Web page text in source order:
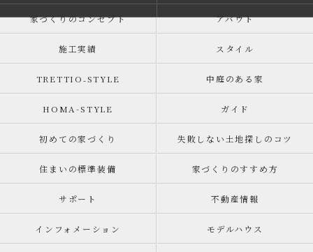
家づくりのコンセプト アバウト
施工実績 スタイル
TRETTIO₋STYLE 中庭のある家
HOMA-STYLE ガイド
初めての家づくり 失敗しない土地探しのコツ
住まいの標準装備 家づくりのすすめ方
サポート 不動産情報
インフォメーション モデルハウス